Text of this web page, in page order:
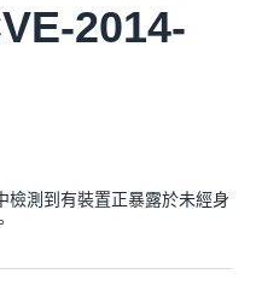
2014-
檢測到有裝置正暴露於未經身